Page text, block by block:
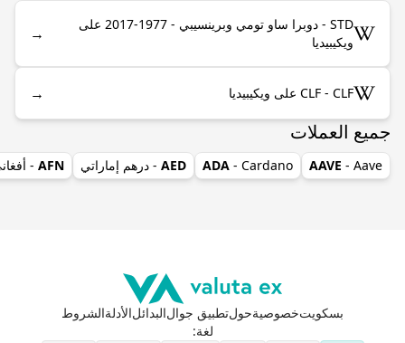
STD - دوبرا ساو تومي وبرينسيبي - 1977-2017 على
ويكيبيديا
→
CLF - CLF على ويكيبيديا →
جميع العملات
AAVE - Aave
ADA - Cardano
AED - درهم إماراتي AFN
-
بسكويتخصوصيةحولتطبيق جوالالبدائلالأدلةالشروط
لغة: